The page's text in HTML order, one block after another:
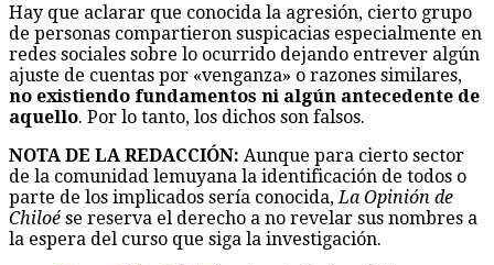
Hay que aclarar que conocida la agresión, cierto grupo
de personas compartieron suspicacias especialmente en
redes sociales sobre lo ocurrido dejando entrever algún
ajuste de cuentas por «venganza» o razones similares,
no existiendo fundamentos ni algún antecedente de
aquello. Por lo tanto, los dichos son falsos.
NOTA DE LA REDACCIÓN: Aunque para cierto sector
de la comunidad lemuyana la identificación de todos o
parte de los implicados sería conocida, La Opinión de
Chiloé se reserva el derecho a no revelar sus nombres a
la espera del curso que siga la investigación.